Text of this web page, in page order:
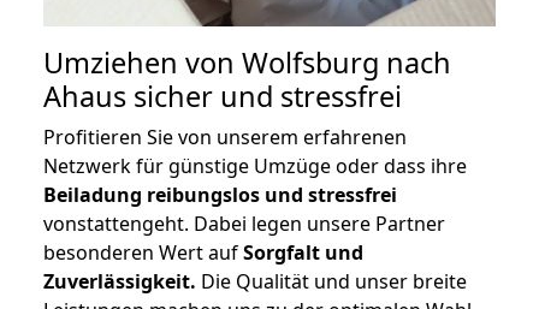
Umziehen von Wolfsburg nach
Ahaus sicher und stressfrei
Profitieren Sie von unserem erfahrenen
Netzwerk für günstige Umzüge oder dass ihre
Beiladung reibungslos und stressfrei
vonstattengeht. Dabei legen unsere Partner
besonderen Wert aufSorgfalt und
Zuverlässigkeit. Die Qualität und unser breite